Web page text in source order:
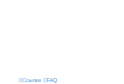
Ссылки FAQ